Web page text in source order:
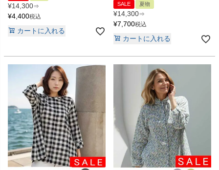
¥14,300⇒
¥4,400税込
カートに入れる
SALE 夏物
¥14,300⇒
¥7,700税込
カートに入れる